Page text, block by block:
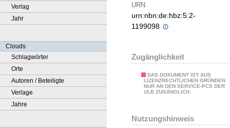
Verlag
Jahr
Clouds
Schlagwörter
Orte
Autoren / Beteiligte
Verlage
Jahre
URN
urn:nbn:de:hbz:5:2-
1199098
Zugänglichkeit
DAS DOKUMENT IST AUS
LIZENZRECHTLICHEN GRÜNDEN
NUR AN DEN SERVICE-PCS DER
ULB ZUGÄNGLICH.
Nutzungshinweis